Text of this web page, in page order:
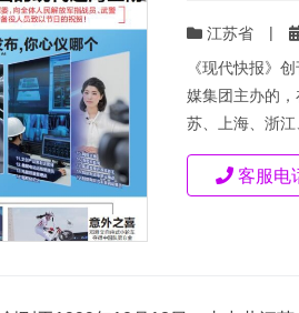
江苏省 |
《现代快报》
媒集团主办的
苏、上海、浙江
客服电